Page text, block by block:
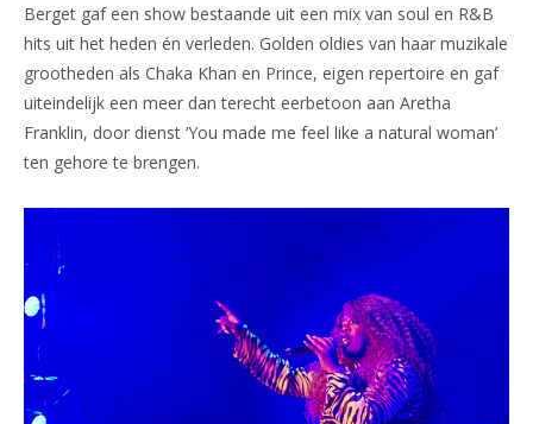
Berget gaf een show bestaande uit een mix van soul en R&B
hits uit het heden én verleden. Golden oldies van haar muzikale
grootheden als Chaka Khan en Prince, eigen repertoire en gaf
uiteindelijk een meer dan terecht eerbetoon aan Aretha
Franklin, door dienst ‘You made me feel like a natural woman’
ten gehore te brengen.